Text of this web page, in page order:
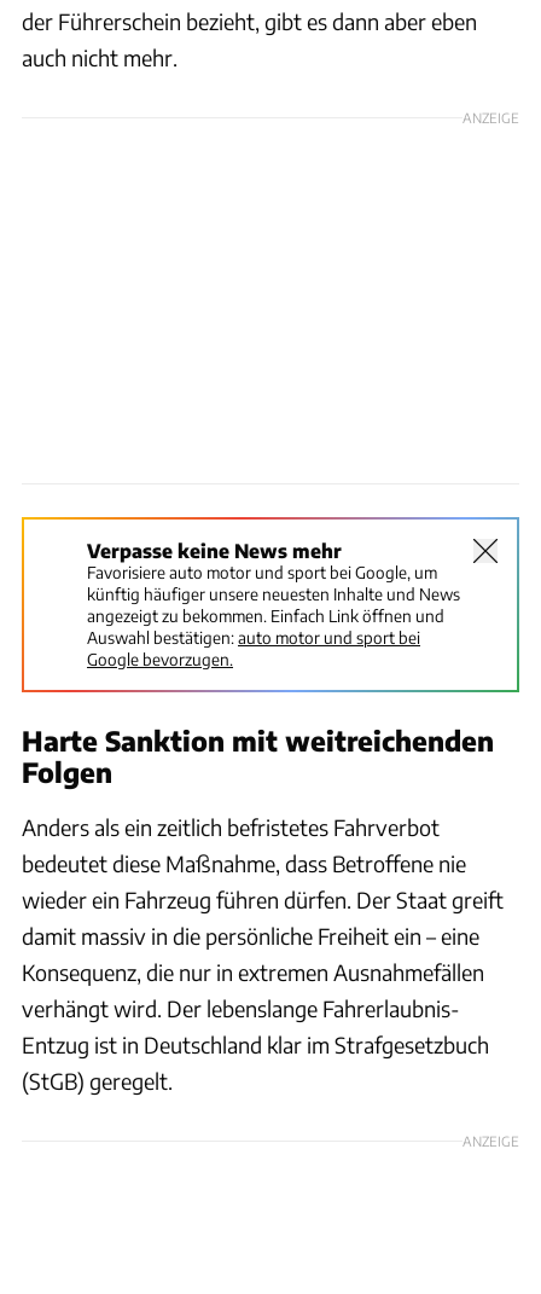
der Führerschein bezieht, gibt es dann aber eben
auch nicht mehr.
ANZEIGE
Verpasse keine News mehr
Favorisiere auto motor und sport bei Google, um
künftig häufiger unsere neuesten Inhalte und News
angezeigt zu bekommen. Einfach Link öffnen und
Auswahl bestätigen:auto motor und sport bei
Google bevorzugen.
Harte Sanktion mit weitreichenden
Folgen
Anders als ein zeitlich befristetes Fahrverbot
bedeutet diese Maßnahme, dass Betroffene nie
wieder ein Fahrzeug führen dürfen. Der Staat greift
damit massiv in die persönliche Freiheit ein – eine
Konsequenz, die nur in extremen Ausnahmefällen
verhängt wird. Der lebenslange Fahrerlaubnis-
Entzug ist in Deutschland klar im Strafgesetzbuch
(StGB) geregelt.
ANZEIGE